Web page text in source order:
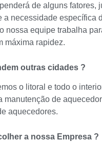
de alguns fatores,
a necessidade específica
nossa equipe trabalha
máxima rapidez.
outras cidades ?
o litoral e todo o
manutenção de
aquecedores.
a nossa Empresa ?